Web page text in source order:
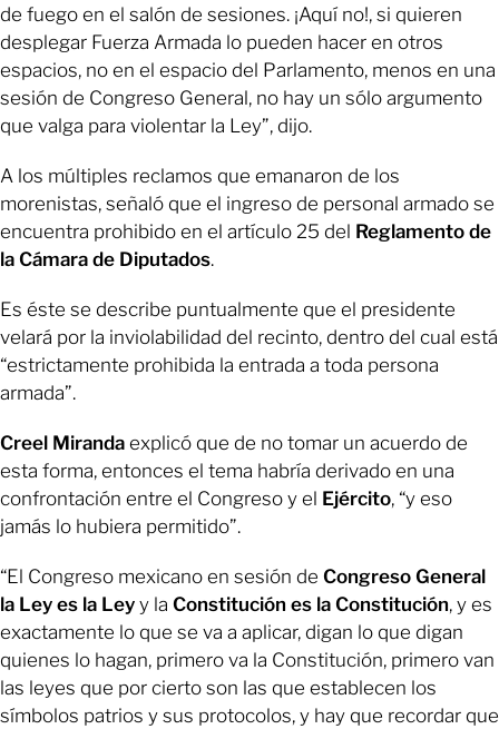
de fuego en el salón de sesiones. ¡Aquí no!, si quieren
desplegar Fuerza Armada lo pueden hacer en otros
espacios, no en el espacio del Parlamento, menos en una
sesión de Congreso General, no hay un sólo argumento
que valga para violentar la Ley”, dijo.
A los múltiples reclamos que emanaron de los
morenistas, señaló que el ingreso de personal armado se
encuentra prohibido en el artículo 25 del Reglamento de
la Cámara de Diputados.
Es éste se describe puntualmente que el presidente
velará por la inviolabilidad del recinto, dentro del cual está
“estrictamente prohibida la entrada a toda persona
armada”.
Creel Miranda explicó que de no tomar un acuerdo de
esta forma, entonces el tema habría derivado en una
confrontación entre el Congreso y el Ejército, “y eso
jamás lo hubiera permitido”.
“El Congreso mexicano en sesión de Congreso General
la Ley es la Ley y la Constitución es la Constitución, y es
exactamente lo que se va a aplicar, digan lo que digan
quienes lo hagan, primero va la Constitución, primero van
las leyes que por cierto son las que establecen los
símbolos patrios y sus protocolos, y hay que recordar que